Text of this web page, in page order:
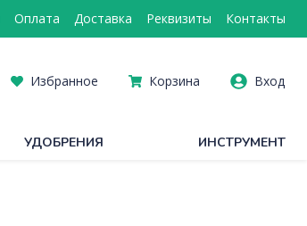
Оплата Доставка Реквизиты Контакты
Избранное Корзина Вход
УДОБРЕНИЯ ИНСТРУМЕНТ